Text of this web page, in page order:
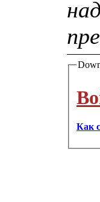
Как